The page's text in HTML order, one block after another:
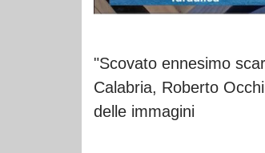
"Scovato ennesimo
Calabria, Roberto
delle immagini